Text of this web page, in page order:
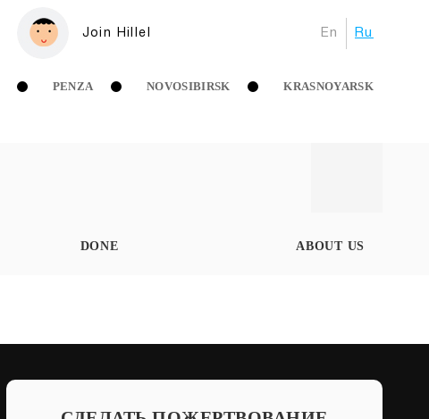
Join Hillel En Ru
PENZA NOVOSIBIRSK KRASNOYARSK
DONE ABOUT US